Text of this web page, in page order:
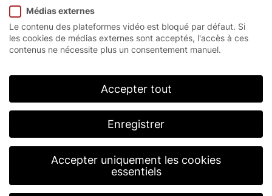
bonne visibilité
Si la vitesse est cruciale pour vous, la porte pour
salle blanche transparente EFA-STT® CR est la
rapide s’ouvre et se ferme de manière fiable à une
vitesse allant jusqu’à 2,5 m/s. Elle est
particulièrement adaptée lorsque les échanges de
exemple en cas d’inertage dans le cadre de la
prévention sèche des incendies.
Médias externes
Le contenu des plateformes vidéo est bloqué par défaut. Si
les cookies de médias externes sont acceptés, l'accès à ces
contenus ne nécessite plus un consentement manuel.
Accepter tout
Enregistrer
Accepter uniquement les cookies
essentiels